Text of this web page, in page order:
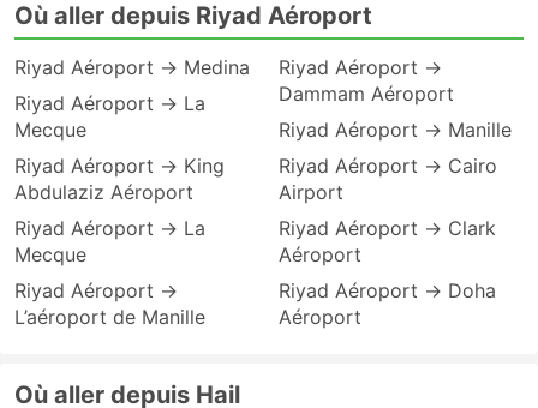
Où aller depuis Riyad Aéroport
Riyad Aéroport → Medina
Riyad Aéroport → La
Mecque
Riyad Aéroport → King
Abdulaziz Aéroport
Riyad Aéroport → La
Mecque
Riyad Aéroport →
L’aéroport de Manille
Riyad Aéroport →
Dammam Aéroport
Riyad Aéroport → Manille
Riyad Aéroport → Cairo
Airport
Riyad Aéroport → Clark
Aéroport
Riyad Aéroport → Doha
Aéroport
Où aller depuis Hail